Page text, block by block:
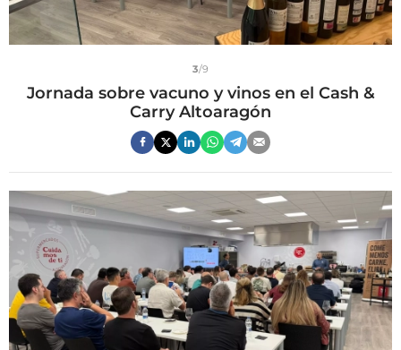
3/9
Jornada sobre vacuno y vinos en el Cash &
Carry Altoaragón